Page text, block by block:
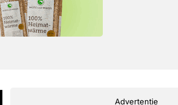
Advertentie